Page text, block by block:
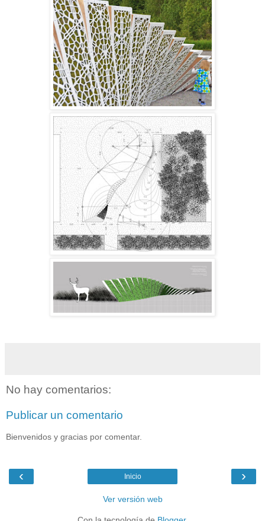
No hay comentarios:
Publicar un comentario
Bienvenidos y gracias por comentar.
‹ ›
Inicio
Ver versión web